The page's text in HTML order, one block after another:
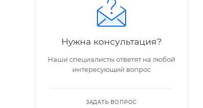
Нужна консультация?
Наши специалисты ответят на любой
интересующий вопрос
ЗАДАТЬ ВОПРОС